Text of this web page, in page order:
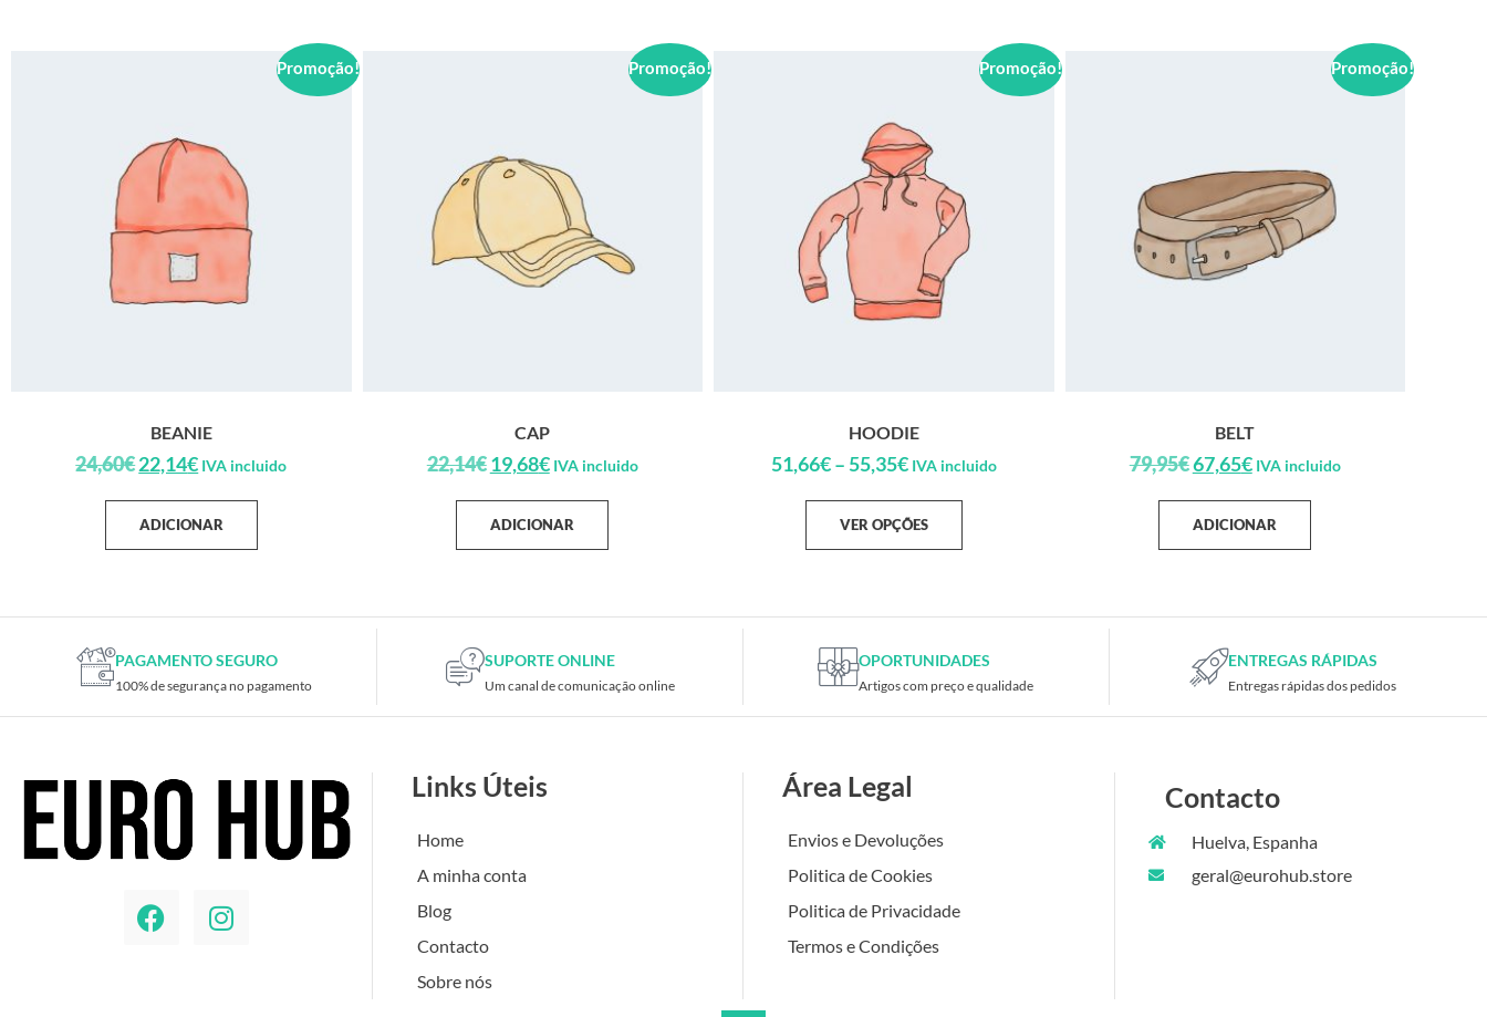
Promoção!
BEANIE
24,60€22,14€ IVA incluido
ADICIONAR
Promoção!
CAP
22,14€19,68€ IVA incluido
ADICIONAR
Promoção!
HOODIE
51,66€– 55,35€ IVA incluido
VER OPÇÕES
Promoção!
BELT
79,95€67,65€ IVA incluido
ADICIONAR
PAGAMENTO SEGURO
100% de segurança no pagamento
SUPORTE ONLINE
Um canal de comunicação online
OPORTUNIDADES
Artigos com preço e qualidade
ENTREGAS RÁPIDAS
Entregas rápidas dos pedidos
Links Úteis
Home
A minha conta
Blog
Contacto
Sobre nós
Área Legal
Envios e Devoluções
Politica de Cookies
Politica de Privacidade
Termos e Condições
Contacto
Huelva, Espanha
geral@eurohub.store